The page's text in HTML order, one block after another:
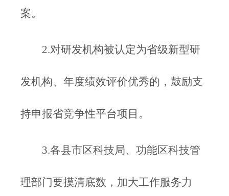
案。
2.对研发机构被认定为省级新型研
发机构、年度绩效评价优秀的，鼓励支
持申报省竞争性平台项目。
3.各县市区科技局、功能区科技管
理部门要摸清底数，加大工作服务力